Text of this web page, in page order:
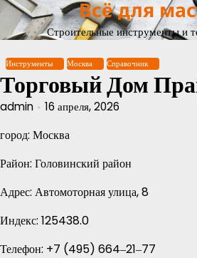
Перейти
содержимому
Всё для
Строительные инструменты и
Инструменты Москва Справочник
Торговый Дом
admin 16 апреля, 2026
город: Москва
Район: Головинский район
Адрес: Автомоторная улица, 8
Индекс: 125438.0
Телефон: +7 (495) 664‒21‒77